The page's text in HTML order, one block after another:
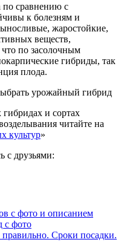
сравнению с
к болезням и
жаростойкие,
веществ,
что по засолочным
гибриды, так
плода.
и сортах
читайте на
культур»
с друзьями:
с фото